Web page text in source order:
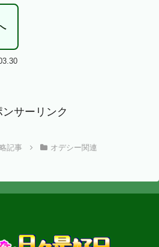
ンサーリンク
記事 オデシー関連